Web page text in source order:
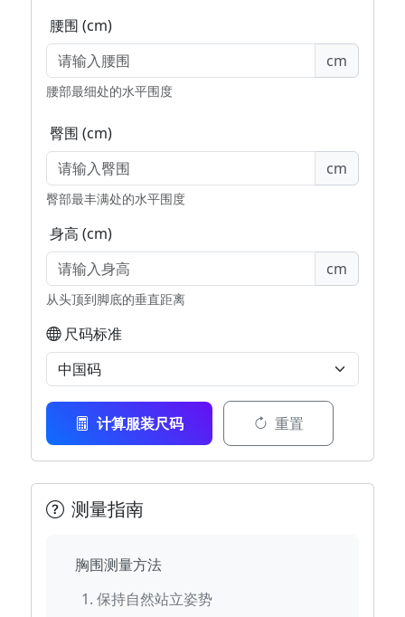
腰围 (cm)
cm
腰部最细处的水平围度
臀围 (cm)
cm
臀部最丰满处的水平围度
身高 (cm)
cm
从头顶到脚底的垂直距离
尺码标准
计算服装尺码 重置
测量指南
胸围测量方法
保持自然站立姿势